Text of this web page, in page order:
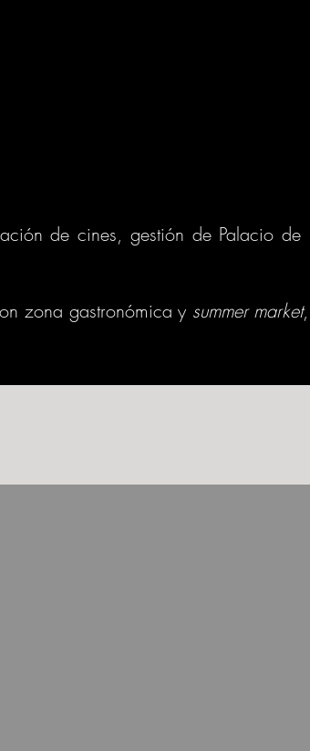
de cines, gestión de Palacio de
zona gastronómica y summer market